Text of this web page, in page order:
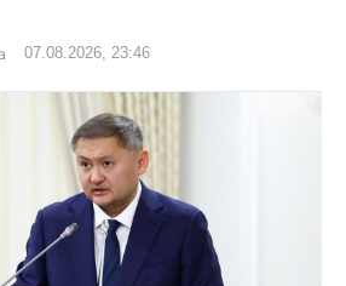
07.08.2026, 23:46